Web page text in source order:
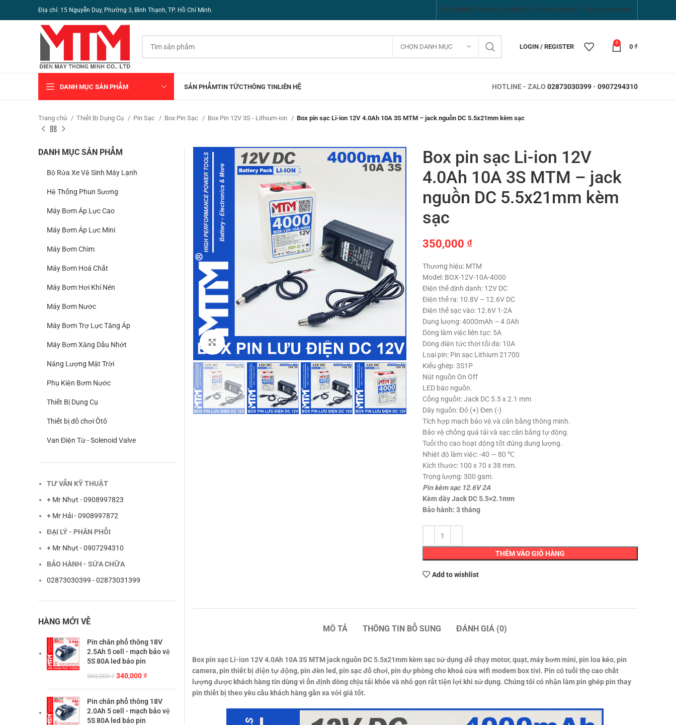
Địa chỉ: 15 Nguyễn Duy, Phường 3, Bình Thạnh, TP. Hồ Chí Minh. TRUNG TÂM BẢO HÀNH YÊU CẦU BÁO GIÁ HỢP TÁC KINH DOANH
CHỌN DANH MỤC LOGIN / REGISTER
0
0 ₫
DANH MỤC SẢN PHẨM SẢN PHẨMTIN TỨCTHÔNG TINLIÊN HỆ HOTLINE - ZALO 02873030399- 0907294310
Trang chủ Thiết Bị Dụng Cụ Pin Sạc Box Pin Sạc Box Pin 12V 3S - Lithium-ion Box pin sạc Li-ion 12V 4.0Ah 10A 3S MTM – jack nguồn DC 5.5x21mm kèm sạc
Click to enlarge
Box pin sạc Li-ion 12V
4.0Ah 10A 3S MTM – jack
nguồn DC 5.5x21mm kèm
sạc
350,000 ₫
Thương hiệu: MTM
Model: BOX-12V-10A-4000
Điện thế định danh: 12V DC
Điện thế ra: 10.8V – 12.6V DC
Điện thế sạc vào: 12.6V 1-2A
Dung lượng: 4000mAh – 4.0Ah
Dòng làm việc liên tục: 5A
Dòng điện tức thời tối đa: 10A
Loại pin: Pin sạc Lithium 21700
Kiểu ghép: 3S1P
Nút nguồn On Off
LED báo nguồn.
Cổng nguồn: Jack DC 5.5 x 2.1 mm
Dây nguồn: Đỏ (+) Đen (-)
Tích hợp mạch bảo vệ và cân bằng thông minh.
Bảo vệ chống quá tải và sạc cân bằng tự động.
Tuổi thọ cao hoạt động tốt đúng dung lượng.
Nhiệt độ làm việc: -40 — 80 ℃
Kích thước: 100 x 70 x 38 mm.
Trọng lượng: 300 gam.
Pin kèm sạc 12.6V 2A
Kèm dây Jack DC 5.5×2.1mm
Bảo hành: 3 tháng
THÊM VÀO GIỎ HÀNG
Add to wishlist
MÔ TẢ THÔNG TIN BỔ SUNG ĐÁNH GIÁ (0)
Box pin sạc Li-ion 12V 4.0Ah 10A 3S MTM jack nguồn DC 5.5x21mm kèm sạc sử dụng để chạy motor, quạt, máy bơm mini, pin loa kéo, pin
camera, pin thiết bị điện tự động, pin đèn led, pin sạc đồ chơi, pin dự phòng cho khoá cửa wifi modem box tivi. Pin có tuổi thọ cao chất
lượng được khách hàng tin dùng vì ổn định dòng chịu tải khỏe và nhỏ gọn rất tiện lợi khi sử dụng. Chúng tôi có nhận làm pin ghép pin thay
pin thiết bị theo yêu cầu khách hàng gần xa với giá tốt.
DANH MỤC SẢN PHẨM
Bộ Rửa Xe Vệ Sinh Máy Lạnh
Hệ Thống Phun Sương
Máy Bơm Áp Lực Cao
Máy Bơm Áp Lực Mini
Máy Bơm Chìm
Máy Bơm Hoá Chất
Máy Bơm Hơi Khí Nén
Máy Bơm Nước
Máy Bơm Trợ Lực Tăng Áp
Máy Bơm Xăng Dầu Nhớt
Năng Lượng Mặt Trời
Phụ Kiện Bơm Nước
Thiết Bị Dụng Cụ
Thiết bị đồ chơi Ôtô
Van Điện Từ - Solenoid Valve
TƯ VẤN KỸ THUẬT
+ Mr Nhựt - 0908997823
+ Mr Hải - 0908997872
ĐẠI LÝ - PHÂN PHỐI
+ Mr Nhựt - 0907294310
BẢO HÀNH - SỬA CHỮA
02873030399 - 02873031399
HÀNG MỚI VỀ
Pin chân phổ thông 18V
2.5Ah 5 cell - mạch bảo vệ
5S 80A led báo pin
360,000₫ Giá
là:
360,000 ₫.
340,000₫Giá
tại
là:
Pin chân phổ thông 18V
2.0Ah 5 cell - mạch bảo vệ
5S 80A led báo pin